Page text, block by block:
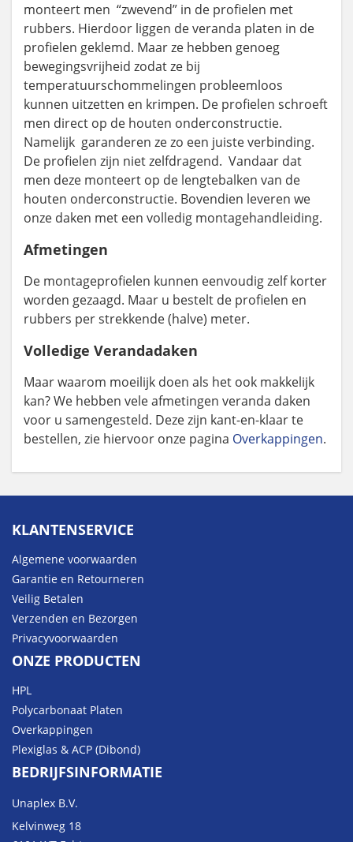
monteert men “zwevend” in de profielen met
rubbers. Hierdoor liggen de veranda platen in de
profielen geklemd. Maar ze hebben genoeg
bewegingsvrijheid zodat ze bij
temperatuurschommelingen probleemloos
kunnen uitzetten en krimpen. De profielen schroeft
men direct op de houten onderconstructie.
Namelijk garanderen ze zo een juiste verbinding.
De profielen zijn niet zelfdragend. Vandaar dat
men deze monteert op de lengtebalken van de
houten onderconstructie. Bovendien leveren we
onze daken met een volledig montagehandleiding.
Afmetingen
De montageprofielen kunnen eenvoudig zelf korter
worden gezaagd. Maar u bestelt de profielen en
rubbers per strekkende (halve) meter.
Volledige Verandadaken
Maar waarom moeilijk doen als het ook makkelijk
kan? We hebben vele afmetingen veranda daken
voor u samengesteld. Deze zijn kant-en-klaar te
bestellen, zie hiervoor onze pagina Overkappingen.
KLANTENSERVICE
Algemene voorwaarden
Garantie en Retourneren
Veilig Betalen
Verzenden en Bezorgen
Privacyvoorwaarden
ONZE PRODUCTEN
HPL
Polycarbonaat Platen
Overkappingen
Plexiglas & ACP (Dibond)
BEDRIJFSINFORMATIE
Unaplex B.V.
Kelvinweg 18